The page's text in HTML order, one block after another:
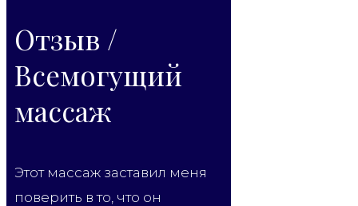
Отзыв /
Всемогущий
массаж
Этот массаж заставил меня
поверить в то, что он